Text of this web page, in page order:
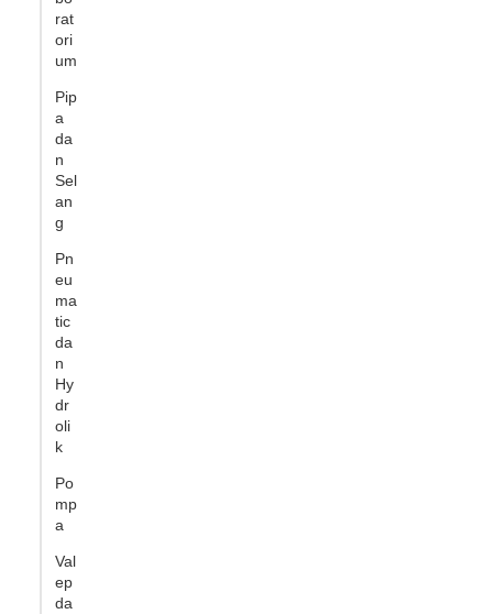
rat
ori
um
Pip
a
da
n
Sel
an
g
Pn
eu
ma
tic
da
n
Hy
dr
oli
k
Po
mp
a
Val
ep
da